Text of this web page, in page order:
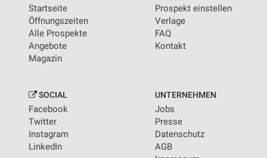
Startseite
Öffnungszeiten
Alle Prospekte
Angebote
Magazin
Prospekt einstellen
Verlage
FAQ
Kontakt
SOCIAL
Facebook
Twitter
Instagram
LinkedIn
UNTERNEHMEN
Jobs
Presse
Datenschutz
AGB